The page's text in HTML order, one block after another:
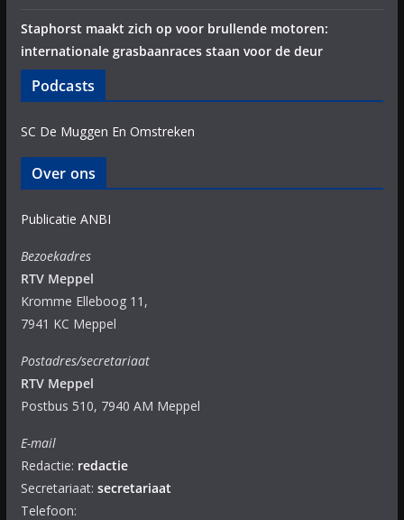
Staphorst maakt zich op voor brullende motoren:
internationale grasbaanraces staan voor de deur
Podcasts
SC De Muggen En Omstreken
Over ons
Publicatie ANBI
Bezoekadres
RTV Meppel
Kromme Elleboog 11,
7941 KC Meppel
Postadres/secretariaat
RTV Meppel
Postbus 510, 7940 AM Meppel
E-mail
Redactie: redactie
Secretariaat: secretariaat
Telefoon: